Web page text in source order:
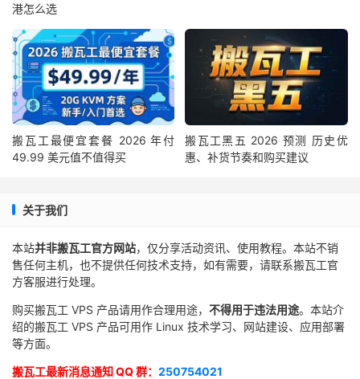
港怎么选
搬瓦工最便宜套餐 2026 年付
49.99 美元值不值得买
搬瓦工黑五 2026 预测 历史优
惠、补货节奏和购买建议
关于我们
本站并非搬瓦工官方网站，仅分享活动资讯、使用教程。本站不销
售任何主机，也不提供任何技术支持，如有需要，请联系搬瓦工官
方客服进行处理。
购买搬瓦工 VPS 产品请用作合理用途， 不得用于违法用途。本站介
绍的搬瓦工 VPS 产品可用作 Linux 技术学习、网站建设、应用部署
等方面。
搬瓦工最新消息通知 QQ 群： 250754021